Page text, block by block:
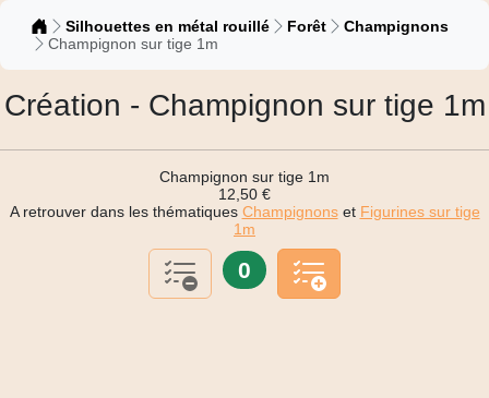
Catalogue
Silhouettes en métal rouillé Forêt
Champignons
Champignon sur tige 1m
Création - Champignon sur tige 1m
Champignon sur tige 1m
12,50 €
A retrouver dans les thématiques Champignonset Figurines sur tige
1m
0